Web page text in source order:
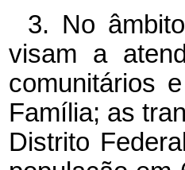
3. No
visam a
comunitários
Família; as
Distrito